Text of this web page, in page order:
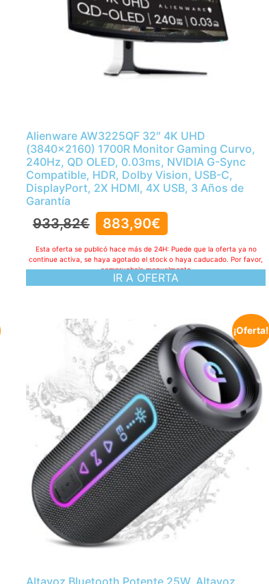
Alienware AW3225QF 32″ 4K UHD
(3840×2160) 1700R Monitor Gaming Curvo,
240Hz, QD OLED, 0.03ms, NVIDIA G-Sync
Compatible, HDR, Dolby Vision, USB-C,
DisplayPort, 2X HDMI, 4X USB, 3 Años de
Garantía
933,82€ 883,90€
IR A OFERTA
Esta oferta se publicó hace más de 24H: Puede que la oferta ya no
continue activa, se haya agotado el stock o haya caducado. Por favor,
compruebelo manualmente
¡Oferta!